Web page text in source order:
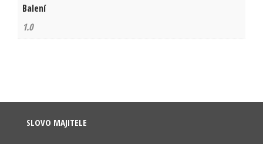
Balení
1.0
SLOVO MAJITELE